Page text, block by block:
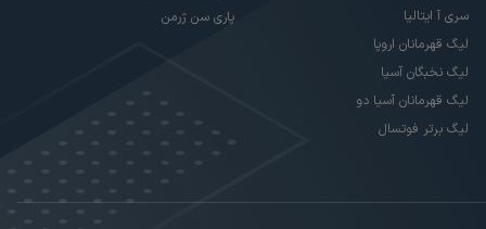
سری آ ایتالیا
لیگ قهرمانان اروپا
لیگ نخبگان آسیا
لیگ قهرمانان آسیا دو
لیگ برتر فوتسال
پاری سن ژرمن